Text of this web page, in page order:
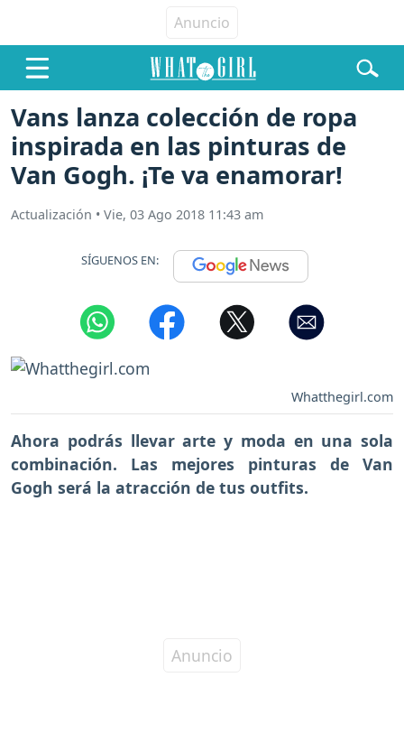
Vans lanza colección de ropa
inspirada en las pinturas de
Van Gogh. ¡Te va enamorar!
Actualización • Vie, 03 Ago 2018 11:43 am
SÍGUENOS EN:
Whatthegirl.com
Ahora podrás llevar arte y moda en una sola
combinación. Las mejores pinturas de Van
Gogh será la atracción de tus outfits.